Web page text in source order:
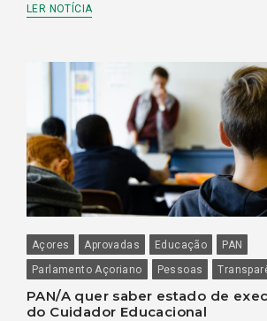
LER NOTÍCIA
Açores Aprovadas Educação
PAN
Parlamento Açoriano
Pessoas
PAN/A quer saber estado de
do Cuidador Educacional